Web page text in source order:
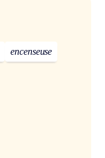
encenseuse